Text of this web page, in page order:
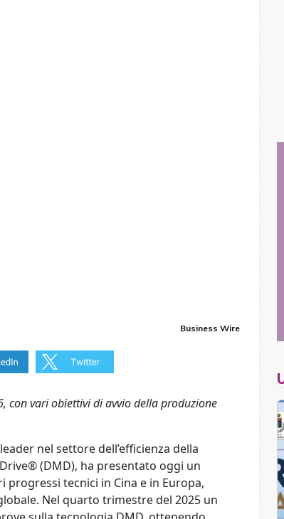
Business Wire
con vari obiettivi di avvio della produzione
nel settore dell’efficienza della
(DMD), ha presentato oggi un
tecnici in Cina e in Europa,
Nel quarto trimestre del 2025 un